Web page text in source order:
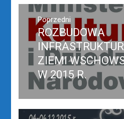
Nawigacja
wpisuPoprzedni
Poprzedni
wpis:
ROZBUDOWA
ZIEMI
W 2015 R.